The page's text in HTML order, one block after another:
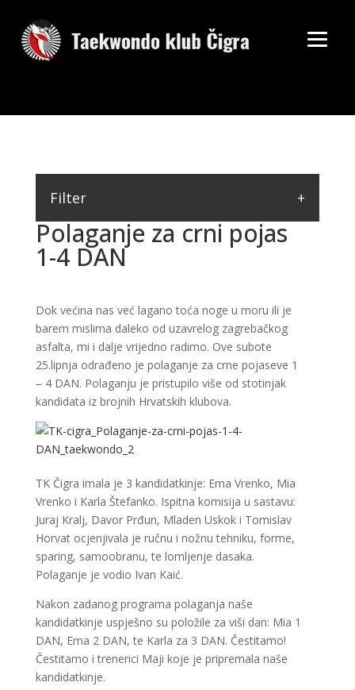
Polaganje za crni pojas
1-4 DAN
Dok većina nas već lagano toća noge u moru ili je
barem mislima daleko od uzavrelog zagrebačkog
asfalta, mi i dalje vrijedno radimo. Ove subote
25.lipnja odrađeno je polaganje za crne pojaseve 1
– 4 DAN. Polaganju je pristupilo više od stotinjak
kandidata iz brojnih Hrvatskih klubova.
TK Čigra imala je 3 kandidatkinje: Ema Vrenko, Mia
Vrenko i Karla Štefanko. Ispitna komisija u sastavu:
Juraj Kralj, Davor Prđun, Mladen Uskok i Tomislav
Horvat ocjenjivala je ručnu i nožnu tehniku, forme,
sparing, samoobranu, te lomljenje dasaka.
Polaganje je vodio Ivan Kaić.
Nakon zadanog programa polaganja naše
kandidatkinje uspješno su položile za viši dan: Mia 1
DAN, Ema 2 DAN, te Karla za 3 DAN. Čestitamo!
Čestitamo i trenerici Maji koje je pripremala naše
kandidatkinje.
Filter